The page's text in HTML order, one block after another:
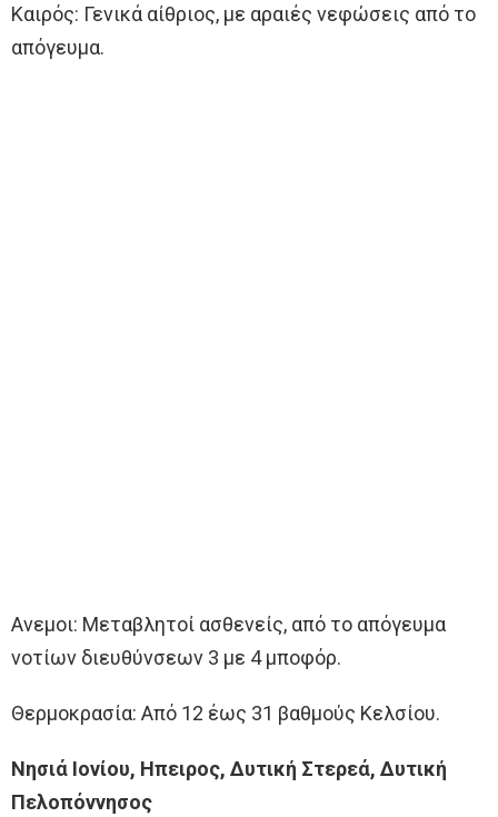
Καιρός: Γενικά αίθριος, με αραιές νεφώσεις από το
απόγευμα.
Ανεμοι: Μεταβλητοί ασθενείς, από το απόγευμα
νοτίων διευθύνσεων 3 με 4 μποφόρ.
Θερμοκρασία: Από 12 έως 31 βαθμούς Κελσίου.
Νησιά Ιονίου, Ηπειρος, Δυτική Στερεά, Δυτική
Πελοπόννησος